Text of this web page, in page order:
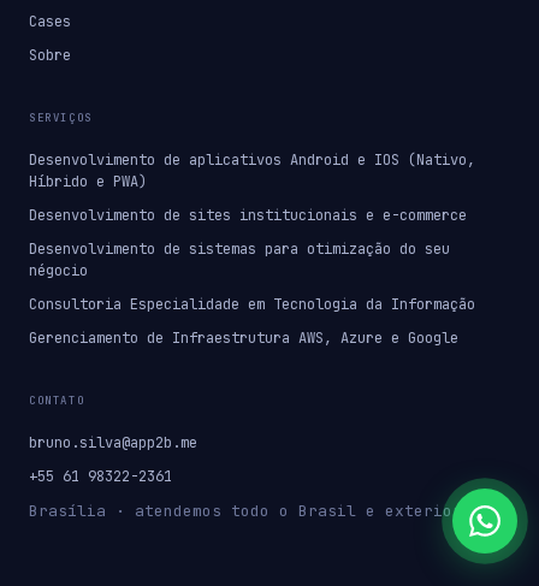
Cases
Sobre
SERVIÇOS
Desenvolvimento de aplicativos Android e IOS (Nativo,
Híbrido e PWA)
Desenvolvimento de sites institucionais e e-commerce
Desenvolvimento de sistemas para otimização do seu
négocio
Consultoria Especialidade em Tecnologia da Informação
Gerenciamento de Infraestrutura AWS, Azure e Google
CONTATO
bruno.silva@app2b.me
+55 61 98322-2361
Brasília · atendemos todo o Brasil e exterior